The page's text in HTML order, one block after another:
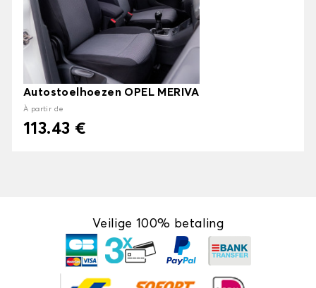
Autostoelhoezen OPEL MERIVA
À partir de
113.43 €
Veilige 100% betaling